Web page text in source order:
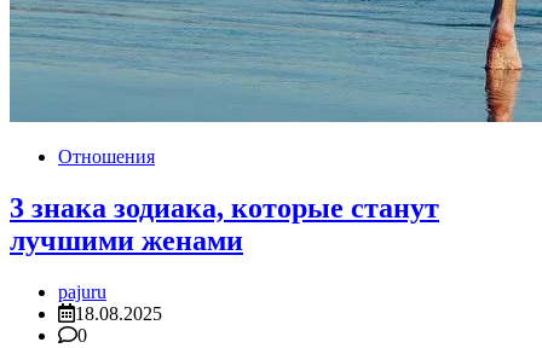
Отношения
3 знака зодиака, которые станут
лучшими женами
pajuru
18.08.2025
0